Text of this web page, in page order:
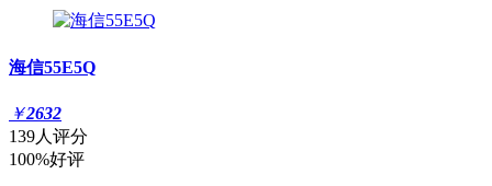
海信55E5Q
￥2632
139人评分
100%好评